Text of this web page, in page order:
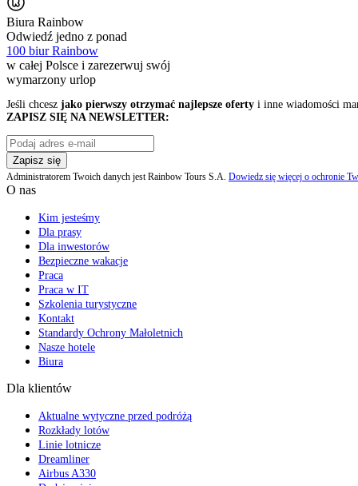
Biura Rainbow
Odwiedź jedno z ponad
100 biur Rainbow
w całej Polsce i zarezerwuj swój
wymarzony urlop
Jeśli chcesz jako pierwszy otrzymać najlepsze oferty i inne wiadomości
ZAPISZ SIĘ NA NEWSLETTER:
Zapisz się
Administratorem Twoich danych jest Rainbow Tours S.A. Dowiedz się więcej o ochronie
O nas
Kim jesteśmy
Dla prasy
Dla inwestorów
Bezpieczne wakacje
Praca
Praca w IT
Szkolenia turystyczne
Kontakt
Standardy Ochrony Małoletnich
Nasze hotele
Biura
Dla klientów
Aktualne wytyczne przed podróżą
Rozkłady lotów
Linie lotnicze
Dreamliner
Airbus A330